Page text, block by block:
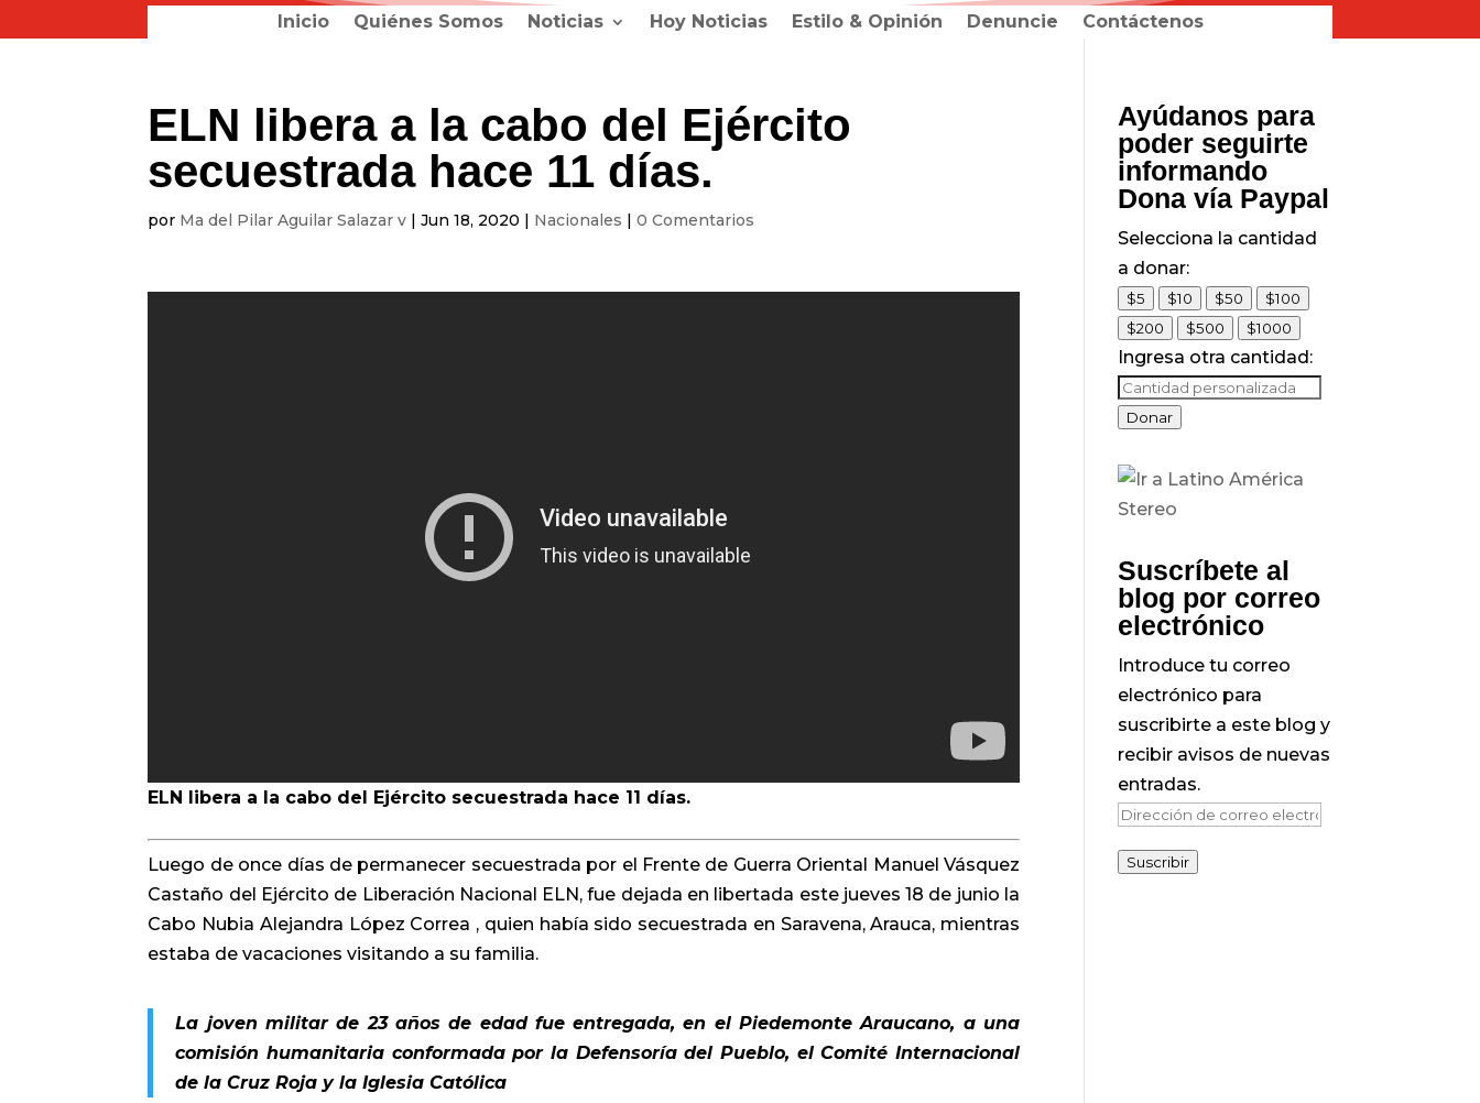
Inicio Quiénes Somos Noticias Hoy Noticias Estilo & Opinión Denuncie Contáctenos
ELN libera a la cabo del Ejército
secuestrada hace 11 días.
por Ma del Pilar Aguilar Salazar v |Jun 18, 2020 | Nacionales |0 Comentarios
ELN libera a la cabo del Ejército secuestrada hace 11 días.
Luego de once días de permanecer secuestrada por el Frente de Guerra Oriental Manuel Vásquez
Castaño del Ejército de Liberación Nacional ELN, fue dejada en libertada este jueves 18 de junio la
Cabo Nubia Alejandra López Correa , quien había sido secuestrada en Saravena, Arauca, mientras
estaba de vacaciones visitando a su familia.
La joven militar de 23 años de edad fue entregada, en el Piedemonte Araucano, a una
comisión humanitaria conformada por la Defensoría del Pueblo, el Comité Internacional
de la Cruz Roja y la Iglesia Católica
Ayúdanos para
poder seguirte
informando
Dona vía Paypal
Selecciona la cantidad
a donar:
$5 $10 $50
$100
$200
$500 $1000
Ingresa otra cantidad:
Donar
Suscríbete al
blog por correo
electrónico
Introduce tu correo
electrónico para
suscribirte a este blog y
recibir avisos de nuevas
entradas.
Dirección
correo
Suscribir